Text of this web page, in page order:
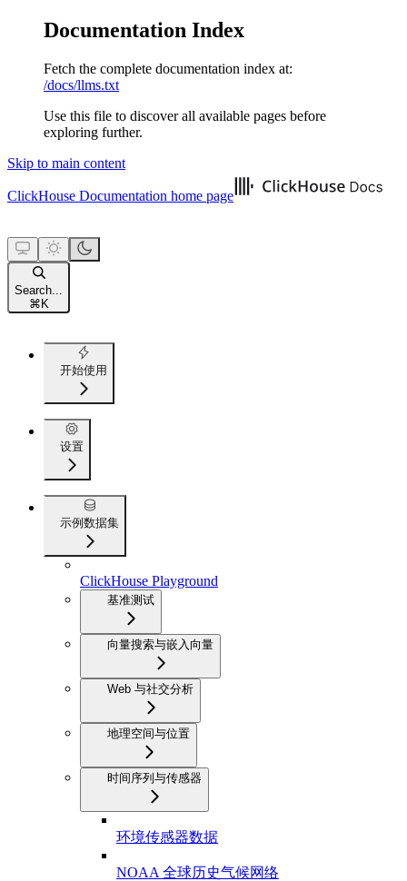
Documentation Index
Fetch the complete documentation index at:
/docs/llms.txt
Use this file to discover all available pages before
exploring further.
Skip to main content
ClickHouse Documentation home page
Search...
⌘ K
开始使用
设置
示例数据集
ClickHouse Playground
基准测试
向量搜索与嵌入向量
Web 与社交分析
地理空间与位置
时间序列与传感器
环境传感器数据
NOAA 全球历史气候网络